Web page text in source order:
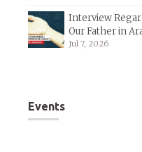
Interview
Our Father in
Jul 7, 2026
Events